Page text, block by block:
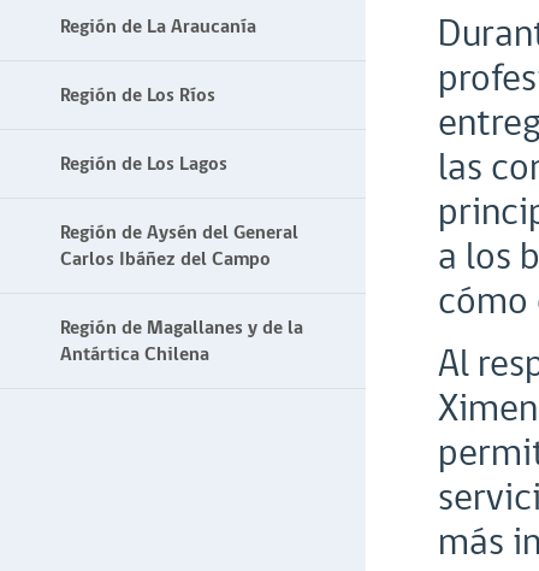
Región de La Araucanía
Región de Los Ríos
Región de Los Lagos
Región de Aysén del General
Carlos Ibáñez del Campo
Región de Magallanes y de la
Antártica Chilena
las
a los
cómo
Al
más